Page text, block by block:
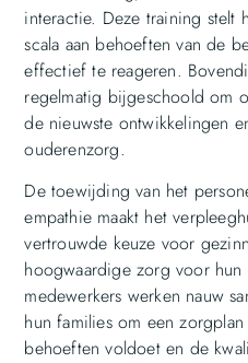
interactie. Deze training stelt
scala aan behoeften van de
effectief te reageren.
regelmatig bijgeschoold om
de nieuwste ontwikkelingen
ouderenzorg.
De toewijding van het
empathie maakt het
vertrouwde keuze voor
hoogwaardige zorg voor
medewerkers werken nauw
hun families om een
behoeften voldoet en de